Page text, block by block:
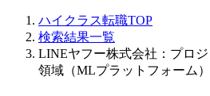
ハイクラス転職TOP
検索結果一覧
LINEヤフー株式会社：プロ
領域（MLプラットフォーム